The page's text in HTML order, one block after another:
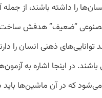
را داشته باشند، از جمله
“ضعیف” هدفش
ذهنی انسان را
باشند. در اینجا اشاره به
که در آن ماشین‌ها باید